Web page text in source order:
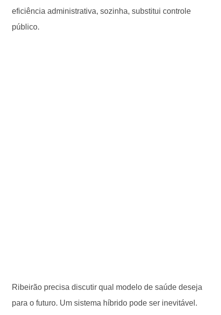
eficiência administrativa, sozinha, substitui controle
público.
Ribeirão precisa discutir qual modelo de saúde deseja
para o futuro. Um sistema híbrido pode ser inevitável.